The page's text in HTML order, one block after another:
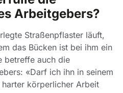
Arbeitgebers?
Straßenpflaster läuft,
das Bücken ist bei ihm ein
betreffe auch die
«Darf ich ihn in seinem
körperlicher Arbeit